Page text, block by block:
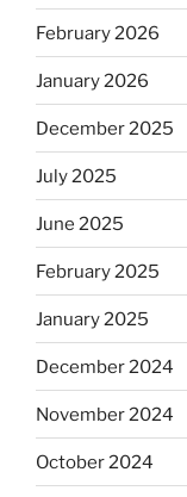
February 2026
January 2026
December 2025
July 2025
June 2025
February 2025
January 2025
December 2024
November 2024
October 2024